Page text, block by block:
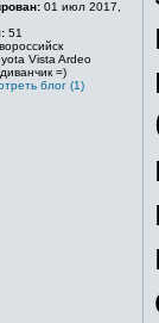
01 июл 2017,
51
Vista Ardeo
диванчик =)
блог (1)